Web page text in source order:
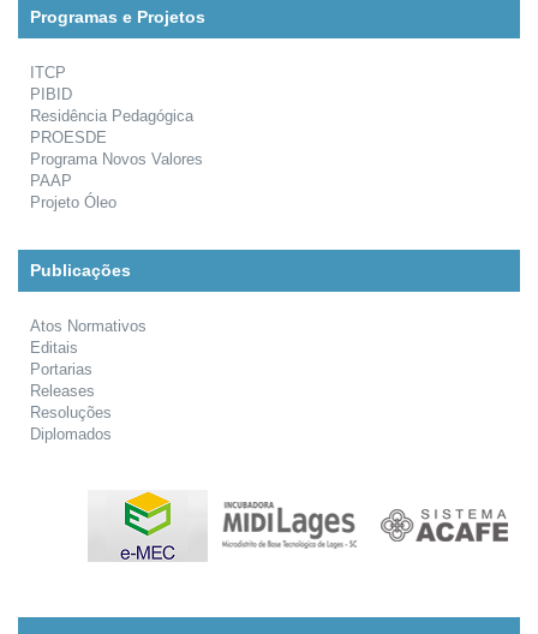
Programas e Projetos
ITCP
PIBID
Residência Pedagógica
PROESDE
Programa Novos Valores
PAAP
Projeto Óleo
Publicações
Atos Normativos
Editais
Portarias
Releases
Resoluções
Diplomados